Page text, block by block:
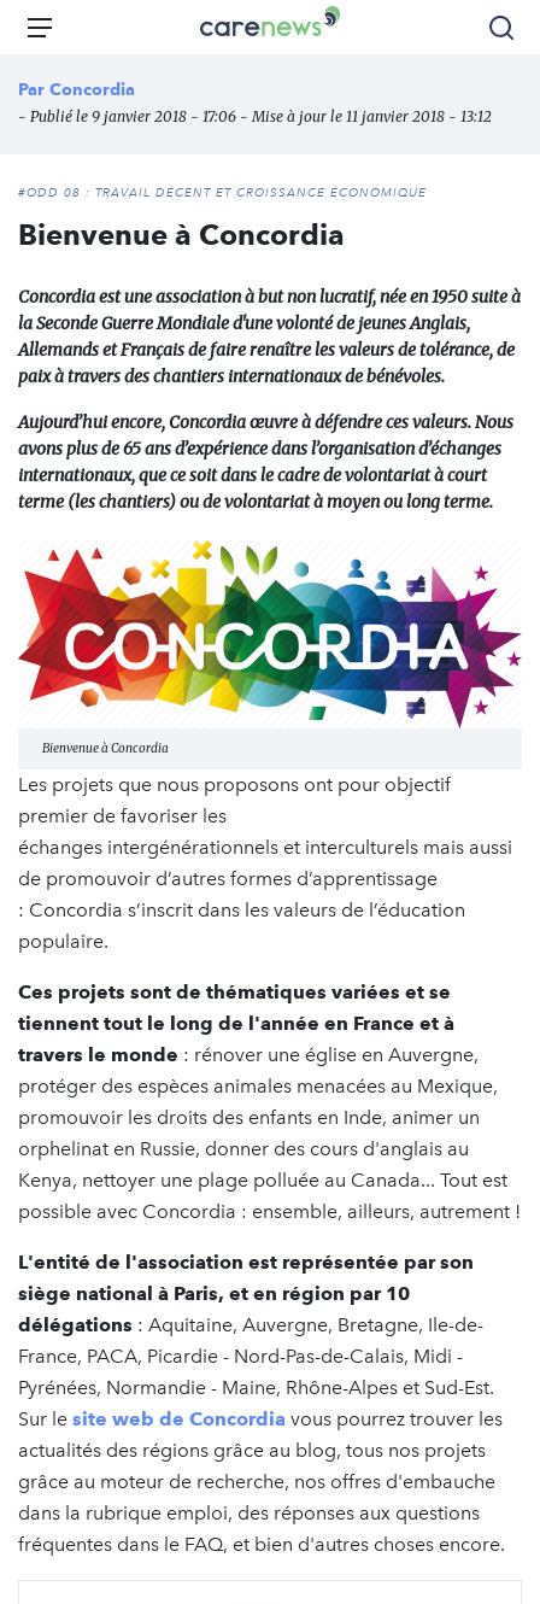
Aller
principal
Carenews,
des
l'engagement
Menu
Par Concordia
- Publié le 9 janvier 2018 - 17:06 - Mise à jour le 11 janvier 2018 - 13:12
#ODD 08 : TRAVAIL DÉCENT ET CROISSANCE ÉCONOMIQUE
Bienvenue à Concordia
Concordia est une association à but non lucratif, née en 1950 suite à
la Seconde Guerre Mondiale d'une volonté de jeunes Anglais,
Allemands et Français de faire renaître les valeurs de tolérance, de
paix à travers des chantiers internationaux de bénévoles.
Aujourd’hui encore,Concordia œuvre à défendre ces valeurs.Nous
avons plus de 65 ans d’expérience dans l’organisation d’échanges
internationaux, que ce soit dans le cadre de volontariat à court
terme (les chantiers) ou de volontariat à moyen ou long terme.
Bienvenue à Concordia
Les projets que nous proposons ont pour objectif
premier de favoriser les
échanges intergénérationnels et interculturels mais aussi
de promouvoir d’autres formes d’apprentissage
: Concordia s’inscrit dans les valeurs de l’éducation
populaire.
Ces projets sont de thématiques variées et se
tiennent tout le long de l'année en France et à
travers le monde : rénover une église en Auvergne,
protéger des espèces animales menacées au Mexique,
promouvoir les droits des enfants en Inde, animer un
orphelinat en Russie, donner des cours d'anglais au
Kenya, nettoyer une plage polluée au Canada... Tout est
possible avec Concordia : ensemble, ailleurs, autrement !
L'entité de l'association est représentée par son
siège national à Paris, et en région par 10
délégations : Aquitaine, Auvergne, Bretagne, Ile-de-
France, PACA, Picardie - Nord-Pas-de-Calais, Midi -
Pyrénées, Normandie - Maine, Rhône-Alpes et Sud-Est.
Sur le site web de Concordia vous pourrez trouver les
actualités des régions grâce au blog, tous nos projets
grâce au moteur de recherche, nos offres d'embauche
dans la rubrique emploi, des réponses aux questions
fréquentes dans le FAQ, et bien d'autres choses encore.